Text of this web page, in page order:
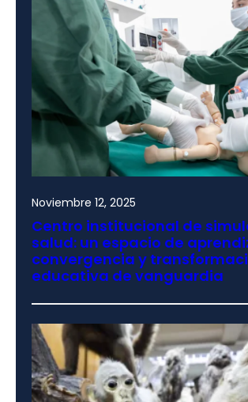
Noviembre 12, 2025
Centro institucional de
salud: un espacio de
convergencia y
educativa de vanguardia